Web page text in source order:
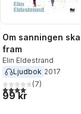
Om sanningen ska
fram
Elin Eldestrand
Ljudbok 2017
4,1utav 5 stjärnor.
(7)
99 kr